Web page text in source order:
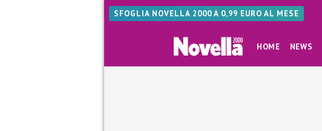
SFOGLIA NOVELLA 2000 A 0,99 EURO AL MESE
HOME NEWS